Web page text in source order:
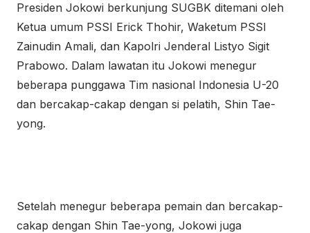
Presiden Jokowi berkunjung SUGBK ditemani oleh
Ketua umum PSSI Erick Thohir, Waketum PSSI
Zainudin Amali, dan Kapolri Jenderal Listyo Sigit
Prabowo. Dalam lawatan itu Jokowi menegur
beberapa punggawa Tim nasional Indonesia U-20
dan bercakap-cakap dengan si pelatih, Shin Tae-
yong.
Setelah menegur beberapa pemain dan bercakap-
cakap dengan Shin Tae-yong, Jokowi juga